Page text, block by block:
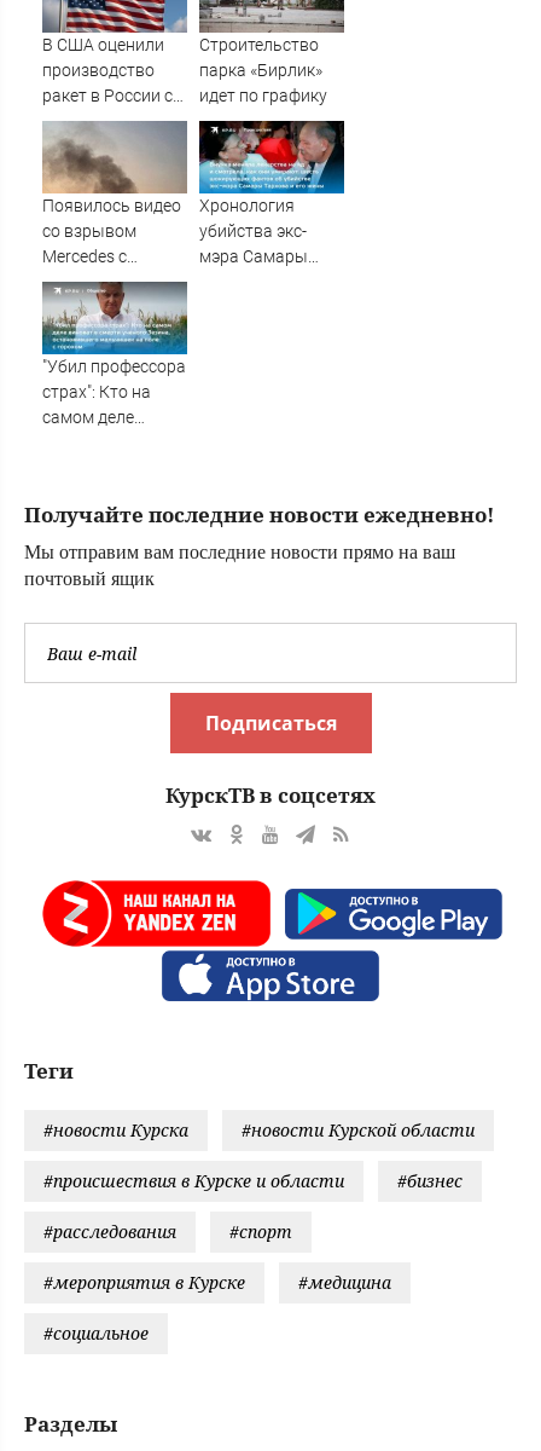
генерал уже
дошёл до Киева. И
Курщину
В США оценили
производство
ракет в России с
производством
"Пэтриотов"
Строительство
парка «Бирлик»
идет по графику
Появилось видео
со взрывом
Mercedes с
гендиректором
«Уралдронзавода»
на Урале
Хронология
убийства экс-
мэра Самары
"Убил профессора
страх": Кто на
самом деле
мальчишек на
Получайте последние новости ежедневно!
Мы отправим вам последние новости прямо на ваш
почтовый ящик
Подписаться
КурскТВ в соцсетях
Теги
#новости Курска #новости Курской области
#происшествия в Курске и области #бизнес
#расследования #спорт
#мероприятия в Курске #медицина
#социальное
Разделы